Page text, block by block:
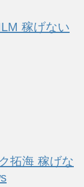
稼げない
拓海 稼げな